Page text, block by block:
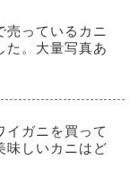
売っているカニ
た。大量写真あ
イガニを買って
味しいカニはど